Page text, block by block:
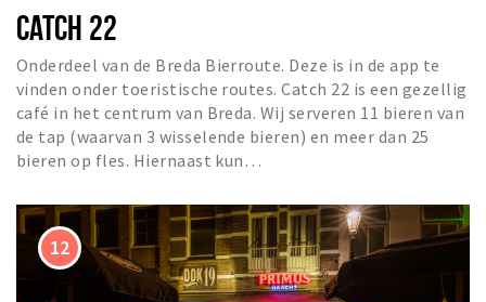
CATCH 22
Onderdeel van de Breda Bierroute. Deze is in de app te
vinden onder toeristische routes. Catch 22 is een gezellig
café in het centrum van Breda. Wij serveren 11 bieren van
de tap (waarvan 3 wisselende bieren) en meer dan 25
bieren op fles. Hiernaast kun…